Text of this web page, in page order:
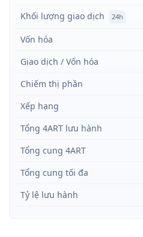
Khối lượng giao dịch
24h
Vốn hóa
Giao dịch / Vốn hóa
Chiếm thị phần
Xếp hạng
Tổng 4ART lưu hành
Tổng cung 4ART
Tổng cung tối đa
Tỷ lệ lưu hành